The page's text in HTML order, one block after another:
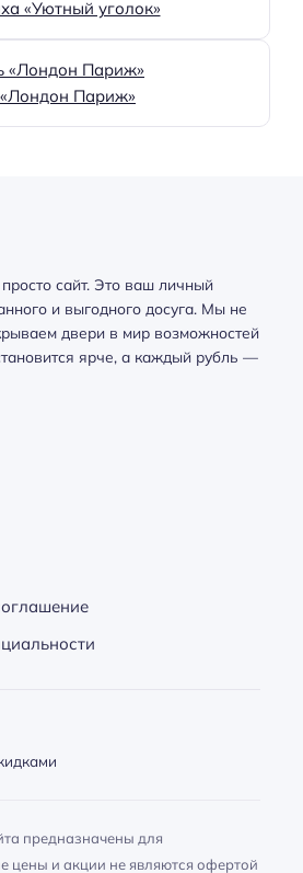
«Уютный уголок»
Париж»
сайт. Это ваш личный
и выгодного досуга. Мы не
двери в мир возможностей
ярче, а каждый рубль —
предназначены для
цены и акции не являются офертой